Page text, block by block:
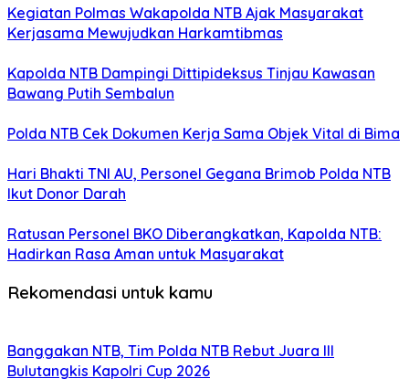
Kegiatan Polmas Wakapolda NTB Ajak Masyarakat
Kerjasama Mewujudkan Harkamtibmas
Kapolda NTB Dampingi Dittipideksus Tinjau Kawasan
Bawang Putih Sembalun
Polda NTB Cek Dokumen Kerja Sama Objek Vital di Bima
Hari Bhakti TNI AU, Personel Gegana Brimob Polda NTB
Ikut Donor Darah
Ratusan Personel BKO Diberangkatkan, Kapolda NTB:
Hadirkan Rasa Aman untuk Masyarakat
Rekomendasi untuk kamu
Banggakan NTB, Tim Polda NTB Rebut Juara III
Bulutangkis Kapolri Cup 2026